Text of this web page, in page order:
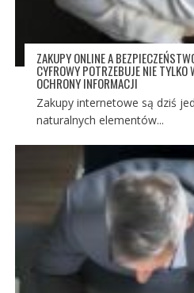
ZAKUPY ONLINE A
CYFROWY POTRZEBUJE NIE TYLKO
OCHRONY INFORMACJI
Zakupy internetowe są dziś
naturalnych elementów...